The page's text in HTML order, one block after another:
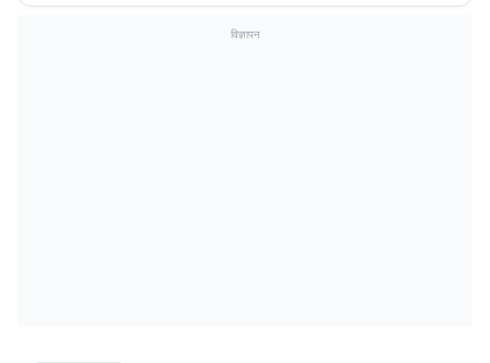
विज्ञापन